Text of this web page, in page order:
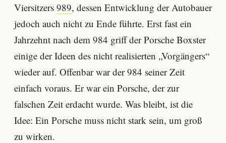
Viersitzers 989, dessen Entwicklung der Autobauer
jedoch auch nicht zu Ende führte. Erst fast ein
Jahrzehnt nach dem 984 griff der Porsche Boxster
einige der Ideen des nicht realisierten „Vorgängers“
wieder auf. Offenbar war der 984 seiner Zeit
einfach voraus. Er war ein Porsche, der zur
falschen Zeit erdacht wurde. Was bleibt, ist die
Idee: Ein Porsche muss nicht stark sein, um groß
zu wirken.